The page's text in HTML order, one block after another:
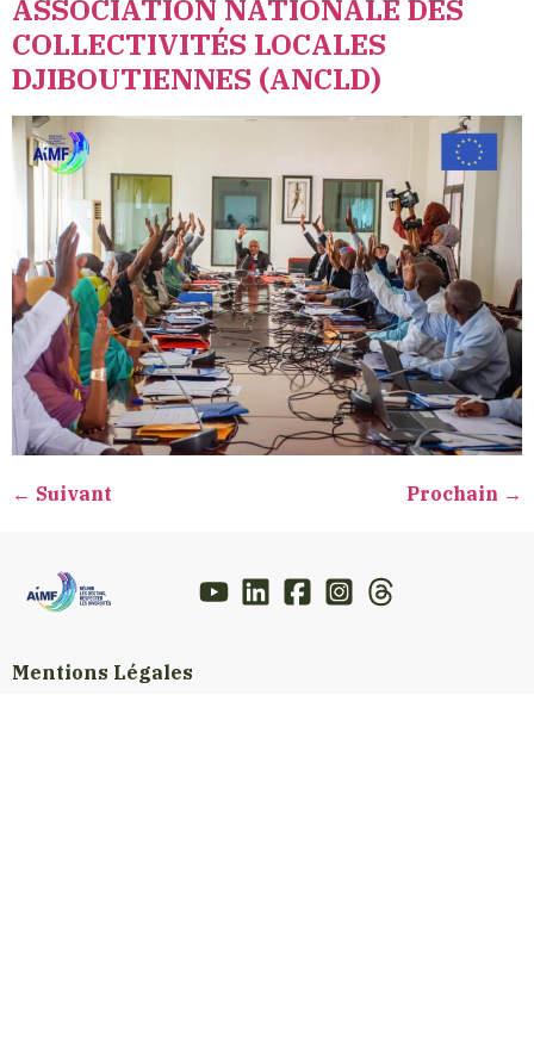
ASSOCIATION NATIONALE DES
COLLECTIVITÉS LOCALES
DJIBOUTIENNES (ANCLD)
← Suivant Prochain →
Mentions Légales